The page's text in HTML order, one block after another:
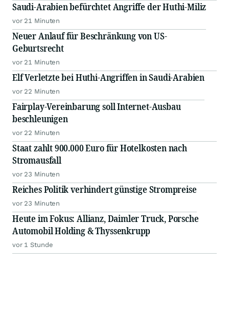
Saudi-Arabien befürchtet Angriffe der Huthi-Miliz
vor 21 Minuten
Neuer Anlauf für Beschränkung von US-
Geburtsrecht
vor 21 Minuten
Elf Verletzte bei Huthi-Angriffen in Saudi-Arabien
vor 22 Minuten
Fairplay-Vereinbarung soll Internet-Ausbau
beschleunigen
vor 22 Minuten
Staat zahlt 900.000 Euro für Hotelkosten nach
Stromausfall
vor 23 Minuten
Reiches Politik verhindert günstige Strompreise
vor 23 Minuten
Heute im Fokus: Allianz, Daimler Truck, Porsche
Automobil Holding & Thyssenkrupp
vor 1 Stunde